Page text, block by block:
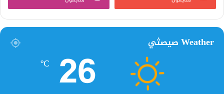
Weather صيصثي
26
℃